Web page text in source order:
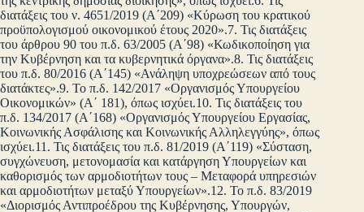
διατάξεις του ν. 4651/2019 (Α΄209) «Κύρωση του κρατικού
προϋπολογισμού οικονομικού έτους 2020».7. Τις διατάξεις
του άρθρου 90 του π.δ. 63/2005 (Α΄98) «Κωδικοποίηση για
την Κυβέρνηση και τα κυβερνητικά όργανα».8. Τις διατάξεις
του π.δ. 80/2016 (Α΄145) «Ανάληψη υποχρεώσεων από τους
διατάκτες».9. Το π.δ. 142/2017 «Οργανισμός Υπουργείου
Οικονομικών» (Α΄ 181), όπως ισχύει.10. Τις διατάξεις του
π.δ. 134/2017 (Α΄168) «Οργανισμός Υπουργείου Εργασίας,
Κοινωνικής Ασφάλισης και Κοινωνικής Αλληλεγγύης», όπως
ισχύει.11. Τις διατάξεις του π.δ. 81/2019 (Α΄119) «Σύσταση,
συγχώνευση, μετονομασία και κατάργηση Υπουργείων και
καθορισμός των αρμοδιοτήτων τους – Μεταφορά υπηρεσιών
και αρμοδιοτήτων μεταξύ Υπουργείων».12. Το π.δ. 83/2019
«Διορισμός Αντιπροέδρου της Κυβέρνησης, Υπουργών,